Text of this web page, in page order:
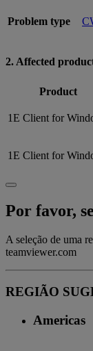
Problem type
2. Affected
Product
1E Client for
1E Client for
Por favor,
A seleção de uma
teamviewer.com
REGIÃO
Americas